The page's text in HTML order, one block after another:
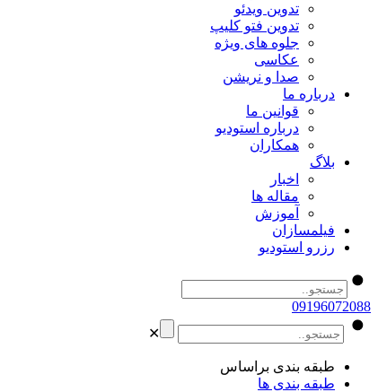
تدوین ویدئو
تدوین فتو کلیپ
جلوه های ویژه
عکاسی
صدا و نریشن
درباره ما
قوانین ما
درباره استودیو
همکاران
بلاگ
اخبار
مقاله ها
آموزش
فیلمسازان
رزرو استودیو
09196072088
✕
طبقه بندی براساس
طبقه بندی ها